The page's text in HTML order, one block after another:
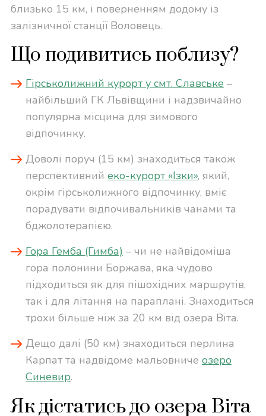
близько 15 км, і поверненням додому із
залізничної станції Воловець.
Що подивитись поблизу?
Гірськолижний курорт у смт. Славське –
найбільший ГК Львівщини і надзвичайно
популярна місцина для зимового
відпочинку.
Доволі поруч (15 км) знаходиться також
перспективний еко-курорт «Ізки», який,
окрім гірськолижного відпочинку, вміє
порадувати відпочивальників чанами та
бджолотерапією.
Гора Гемба (Гимба) – чи не найвідоміша
гора полонини Боржава, яка чудово
підходиться як для пішохідних маршрутів,
так і для літання на параплані. Знаходиться
трохи більше ніж за 20 км від озера Віта.
Дещо далі (50 км) знаходиться перлина
Карпат та надвідоме мальовниче озеро
Синевир.
Як дістатись до озера Віта